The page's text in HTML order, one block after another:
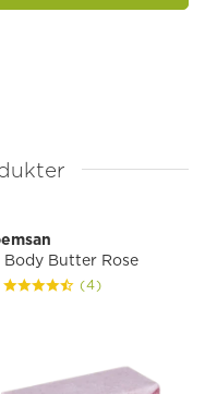
Body Butter Rose
(4)